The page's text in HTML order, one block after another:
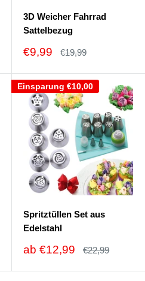
3D Weicher Fahrrad
Sattelbezug
Sonderpreis
€9,99 Normalpreis
€19,99
Einsparung €10,00
Spritztüllen Set aus
Edelstahl
Sonderpreis
ab €12,99 Normalpreis
€22,99